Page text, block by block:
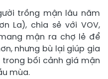
trồng mận lâu năm
La), chia sẻ với VOV,
mận ra chợ lẻ để
nhưng bù lại giúp gia
bối cảnh giá mận
mùa.